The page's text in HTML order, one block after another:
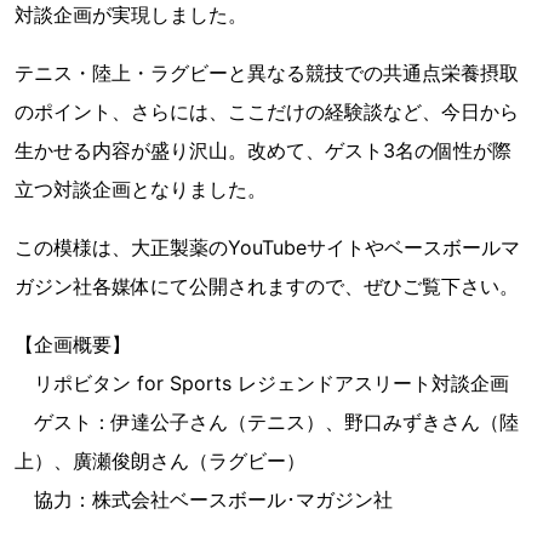
対談企画が実現しました。
テニス・陸上・ラグビーと異なる競技での共通点栄養摂取
のポイント、さらには、ここだけの経験談など、今日から
生かせる内容が盛り沢山。改めて、ゲスト3名の個性が際
立つ対談企画となりました。
この模様は、大正製薬のYouTubeサイトやベースボールマ
ガジン社各媒体にて公開されますので、ぜひご覧下さい。
【企画概要】
リポビタン for Sports レジェンドアスリート対談企画
ゲスト：伊達公子さん（テニス）、野口みずきさん（陸
上）、廣瀬俊朗さん（ラグビー）
協力：株式会社ベースボール･マガジン社